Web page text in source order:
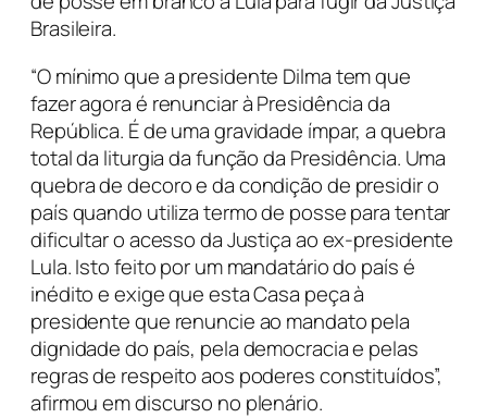
Brasileira.
“O mínimo que a presidente Dilma tem que
fazer agora é renunciar à Presidência da
República. É de uma gravidade ímpar, a quebra
total da liturgia da função da Presidência. Uma
quebra de decoro e da condição de presidir o
país quando utiliza termo de posse para tentar
dificultar o acesso da Justiça ao ex-presidente
Lula. Isto feito por um mandatário do país é
inédito e exige que esta Casa peça à
presidente que renuncie ao mandato pela
dignidade do país, pela democracia e pelas
regras de respeito aos poderes constituídos”,
afirmou em discurso no plenário.